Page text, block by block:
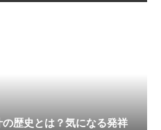
歴史とは？気になる発祥